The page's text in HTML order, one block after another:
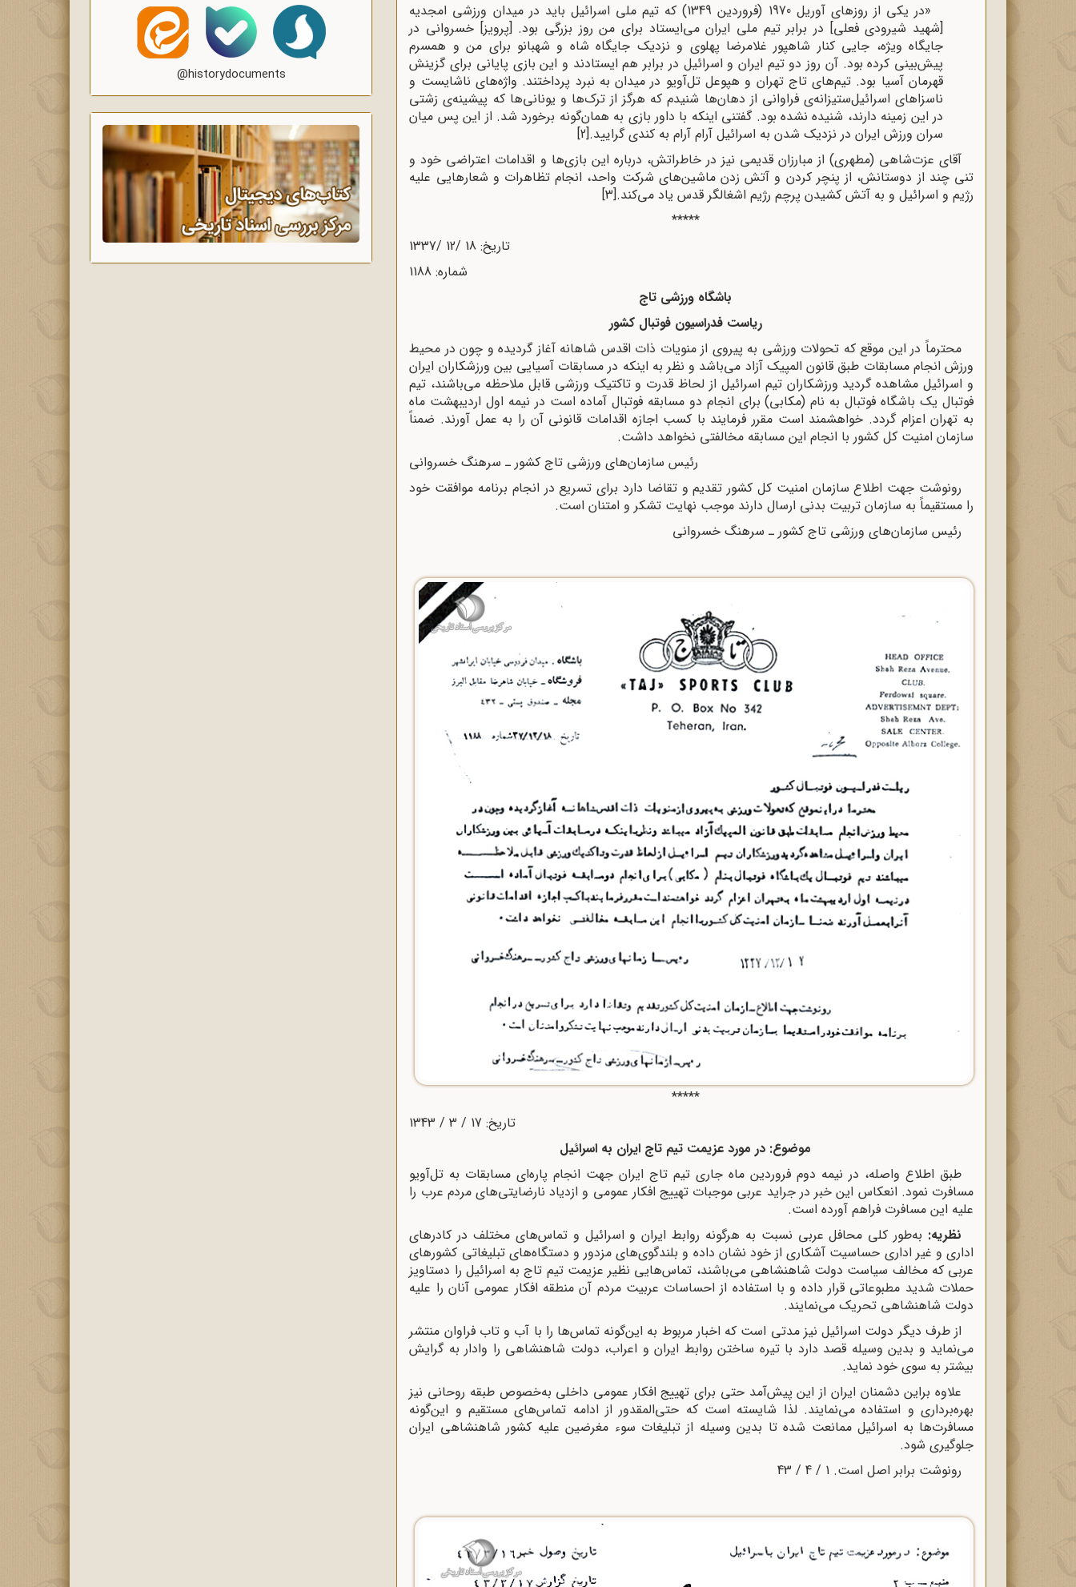
«در یکی از روزهای آوریل 1970 (فروردین 1349) که تیم ملی اسرائیل باید در میدان ورزشی امجدیه
[شهید شیرودی فعلی] در برابر تیم ملی ایران می‌ایستاد برای من روز بزرگی بود. [پرویز] خسروانی در
جایگاه ویژه، جایی کنار شاهپور غلامرضا پهلوی و نزدیک جایگاه شاه و شهبانو برای من و همسرم
پیش‌بینی کرده بود. آن روز دو تیم ایران و اسرائیل در برابر هم ایستادند و این بازی پایانی برای گزینش
قهرمان آسیا بود. تیم‌های تاج تهران و هپوعل تل‌آویو در میدان به نبرد پرداختند. واژه‌های ناشایست و
ناسزاهای اسرائیل‌ستیزانه‌ی فراوانی از دهان‌ها شنیدم که هرگز از ترک‌ها و یونانی‌ها که پیشینه‌ی زشتی
در این زمینه دارند، شنیده نشده بود. گفتنی اینکه با داور بازی به همان‌گونه برخورد شد. از این پس میان
سران ورزش ایران در نزدیک شدن به اسرائیل آرام آرام به کندی گرایید.[2]
آقای عزت‌شاهی (مطهری) از مبارزان قدیمی نیز در خاطراتش، درباره این بازی‌ها و اقدامات اعتراضی خود و
تنی چند از دوستانش، از پنچر کردن و آتش زدن ماشین‌های شرکت واحد، انجام تظاهرات و شعارهایی علیه
رژیم و اسرائیل و به آتش کشیدن پرچم رژیم اشغالگر قدس یاد می‌کند.[3]
*****
تاریخ: 18 /12 /1337
شماره: 1188
باشگاه ورزشی تاج
ریاست فدراسیون فوتبال کشور
محترماً در این موقع که تحولات ورزشی به پیروی از منویات ذات اقدس شاهانه آغاز گردیده و چون در محیط
ورزش انجام مسابقات طبق قانون المپیک آزاد می‌باشد و نظر به اینکه در مسابقات آسیایی بین ورزشکاران ایران
و اسرائیل مشاهده گردید ورزشکاران تیم اسرائیل از لحاظ قدرت و تاکتیک ورزشی قابل ملاحظه می‌باشند، تیم
فوتبال یک باشگاه فوتبال به نام (مکابی)‌ برای انجام دو مسابقه فوتبال آماده است در نیمه اول اردیبهشت ماه
به تهران اعزام گردد. خواهشمند است مقرر فرمایند با کسب اجازه اقدامات قانونی آن را به عمل آورند. ضمناً
سازمان امنیت کل کشور با انجام این مسابقه مخالفتی نخواهد داشت.
رئیس سازمان‌های ورزشی تاج کشور ـ سرهنگ خسروانی
رونوشت جهت اطلاع سازمان امنیت کل کشور تقدیم و تقاضا دارد برای تسریع در انجام برنامه موافقت خود
را مستقیماً‌ به سازمان تربیت بدنی ارسال دارند موجب نهایت تشکر و امتنان است.
رئیس سازمان‌های ورزشی تاج کشور ـ سرهنگ خسروانی
*****
تاریخ: 17 / 3 / 1343
موضوع: در مورد عزیمت تیم تاج ایران به اسرائیل
طبق اطلاع واصله، در نیمه دوم فروردین ماه جاری تیم تاج ایران جهت انجام پاره‌ای مسابقات به تل‌آویو
مسافرت نمود. انعکاس این خبر در جراید عربی موجبات تهییج افکار عمومی و ازدیاد نارضایتی‌های مردم عرب را
علیه این مسافرت فراهم آورده است.
نظریه: به‌طور کلی محافل عربی نسبت به هرگونه روابط ایران و اسرائیل و تماس‌های مختلف در کادرهای
اداری و غیر اداری حساسیت آشکاری از خود نشان داده و بلندگوی‌های مزدور و دستگاه‌های تبلیغاتی کشورهای
عربی که مخالف سیاست دولت شاهنشاهی می‌باشند، تماس‌هایی نظیر عزیمت تیم تاج به اسرائیل را دستاویز
حملات شدید مطبوعاتی قرار داده و با استفاده از احساسات عربیت مردم آن منطقه افکار عمومی آنان را علیه
دولت شاهنشاهی تحریک می‌نمایند.
از طرف دیگر دولت اسرائیل نیز مدتی است که اخبار مربوط به این‌گونه تماس‌ها را با آب و تاب فراوان منتشر
می‌نماید و بدین وسیله قصد دارد با تیره ساختن روابط ایران و اعراب، دولت شاهنشاهی را وادار به گرایش
بیشتر به سوی خود نماید.
علاوه براین دشمنان ایران از این پیش‌آمد حتی برای تهییج افکار عمومی داخلی به‌خصوص طبقه روحانی نیز
بهره‌برداری و استفاده می‌نمایند. لذا شایسته است که حتی‌المقدور از ادامه تماس‌های مستقیم و این‌گونه
مسافرت‌ها به اسرائیل ممانعت شده تا بدین وسیله از تبلیغات سوء مغرضین علیه کشور شاهنشاهی ایران
جلوگیری شود.
رونوشت برابر اصل است. 1 / 4 / 43
@historydocuments